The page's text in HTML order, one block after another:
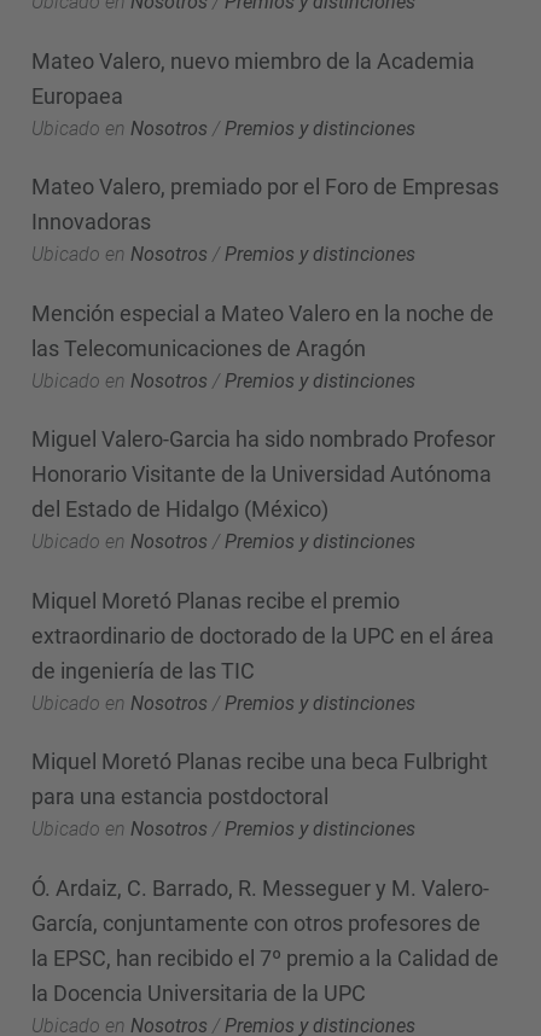
Mateo Valero, nuevo miembro de la Academia
Europaea
Ubicado en Nosotros / Premios y distinciones
Mateo Valero, premiado por el Foro de Empresas
Innovadoras
Ubicado en Nosotros /Premios y distinciones
Mención especial a Mateo Valero en la noche de
las Telecomunicaciones de Aragón
Ubicado en Nosotros / Premios y distinciones
Miguel Valero-Garcia ha sido nombrado Profesor
Honorario Visitante de la Universidad Autónoma
del Estado de Hidalgo (México)
Ubicado en Nosotros /Premios y distinciones
Miquel Moretó Planas recibe el premio
extraordinario de doctorado de la UPC en el área
de ingeniería de las TIC
Ubicado en Nosotros / Premios y distinciones
Miquel Moretó Planas recibe una beca Fulbright
para una estancia postdoctoral
Ubicado en Nosotros /Premios y distinciones
Ó. Ardaiz, C. Barrado, R. Messeguer y M. Valero-
García, conjuntamente con otros profesores de
la EPSC, han recibido el 7º premio a la Calidad de
la Docencia Universitaria de la UPC
Ubicado en Nosotros / Premios y distinciones